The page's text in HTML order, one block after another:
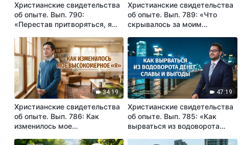
Христианские свидетельства
об опыте. Вып. 790:
«Перестав притворяться, я
облегчение»
Христианские свидетельства
об опыте. Вып. 789: «Что
скрывалось за моим
34:19
Христианские свидетельства
об опыте. Вып. 786: Как
изменилось мое
47:19
Христианские свидетельства
об опыте. Вып. 785: «Как
вырваться из водоворота